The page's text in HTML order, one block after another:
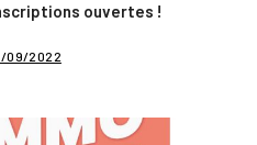
ouvertes !
09/2022